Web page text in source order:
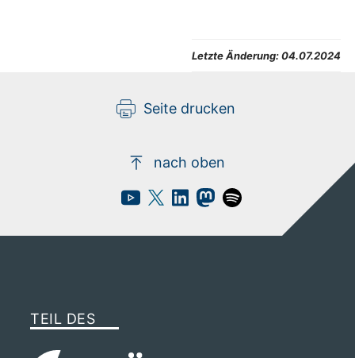
Letzte Änderung:04.07.2024
Seite drucken
nach oben
TEIL DES